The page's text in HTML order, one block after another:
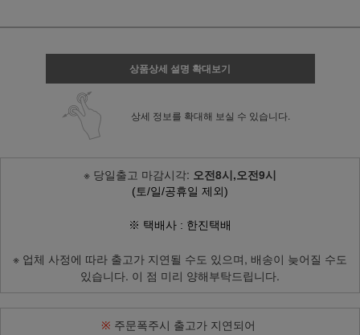
상품상세 설명 확대보기
상세 정보를 확대해 보실 수 있습니다.
※ 당일출고 마감시각: 오전8시,오전9시
(토/일/공휴일 제외)
※ 택배사 : 한진택배
※ 업체 사정에 따라 출고가 지연될 수도 있으며, 배송이 늦어질 수도
있습니다. 이 점 미리 양해부탁드립니다.
※ 주문폭주시 출고가 지연되어